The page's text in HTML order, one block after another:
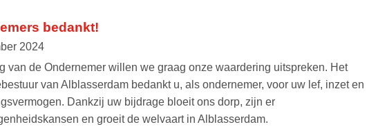
bedankt!
2024
van de Ondernemer willen we graag onze waardering uitspreken. Het
van Alblasserdam bedankt u, als ondernemer, voor uw lef, inzet en
Dankzij uw bijdrage bloeit ons dorp, zijn er
en groeit de welvaart in Alblasserdam.